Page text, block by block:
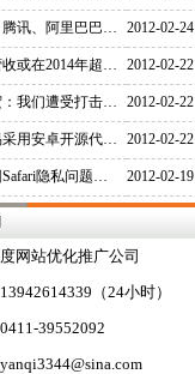
腾讯、阿里巴巴… 2012-02-24
或在2014年超… 2012-02-22
：我们遭受打击… 2012-02-22
采用安卓开源代… 2012-02-22
隐私问题… 2012-02-19
网站优化推广公司
（24小时）
39552092
yanqi3344@sina.com